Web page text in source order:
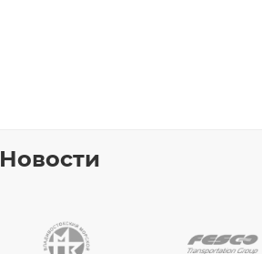
Новости